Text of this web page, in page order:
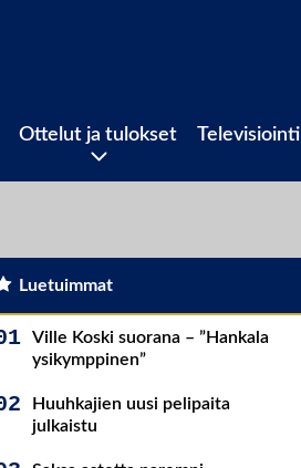
Ottelut ja tulokset Televisiointi
Luetuimmat
Ville Koski suorana – ”Hankala
ysikymppinen”
Huuhkajien uusi pelipaita
julkaistu